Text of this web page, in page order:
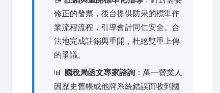
修正的發票，後台提供防呆的標準作
業流程流程，引導會計同仁安全、合
法地完成註銷與重開，杜絕雙重上傳
的爭議。
📊 國稅局函文專家諮詢 ：萬一營業人
因歷史舊帳或他牌系統錯誤而收到國